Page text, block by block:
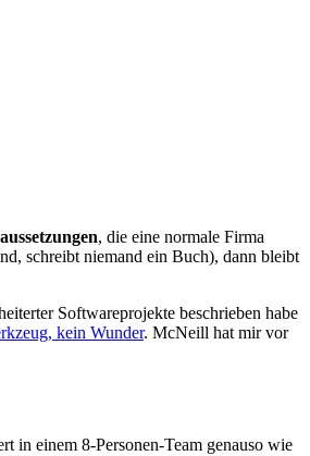
, die eine normale Firma
schreibt niemand ein Buch), dann bleibt
Softwareprojekte beschrieben habe
kein Wunder. McNeill hat mir vor
in einem 8-Personen-Team genauso wie